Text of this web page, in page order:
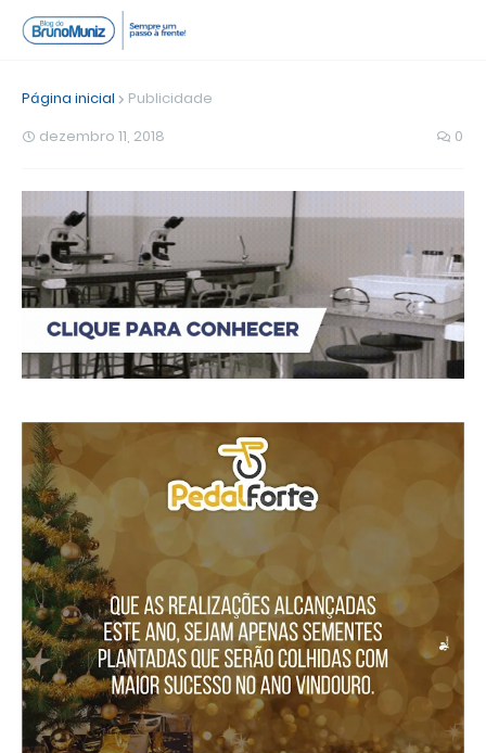
Página inicial
Publicidade
dezembro 11, 2018
0